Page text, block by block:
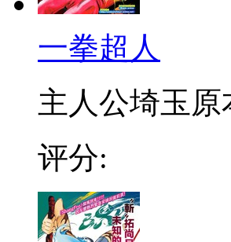
一拳超人
主人公埼玉
评分: